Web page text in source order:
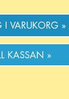
I VARUKORG »
KASSAN »